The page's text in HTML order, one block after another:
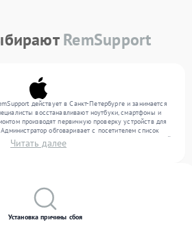
RemSupport
действует в Санкт-Петербурге и занимается
восстанавливают ноутбуки, смартфоны и
производят первичную проверку устройств для
обговаривает с посетителем список
техники осуществляют восстановление с заменой
По окончании работ их качество подтверждается
Читать далее
Установка причины сбоя